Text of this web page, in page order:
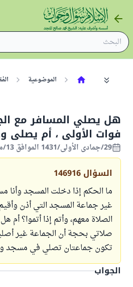
الموضوعية
هل يصلي المسافر مع
فوات الأولى ، أم يصلى
29/جمادى الأولى/1431 الموافق 13/مايو/2010
السؤال 146916
ما الحكم إذا دخلت المسجد
غير جماعة المسجد التي أذن
الصلاة معهم، وأتم إذا أتموا؟
صلاتي بحجة أن الجماعة غير
تكون جماعتان تصلي في مسجد
الجواب